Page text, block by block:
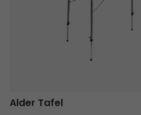
Alder Tafel